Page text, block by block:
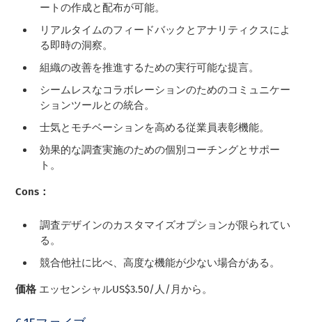
ートの作成と配布が可能。
リアルタイムのフィードバックとアナリティクスによ
る即時の洞察。
組織の改善を推進するための実行可能な提言。
シームレスなコラボレーションのためのコミュニケー
ションツールとの統合。
士気とモチベーションを高める従業員表彰機能。
効果的な調査実施のための個別コーチングとサポー
ト。
Cons：
調査デザインのカスタマイズオプションが限られてい
る。
競合他社に比べ、高度な機能が少ない場合がある。
価格 エッセンシャルUS$3.50/人/月から。